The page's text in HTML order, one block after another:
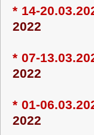
* 14-
2022
* 07-
2022
* 01-
2022